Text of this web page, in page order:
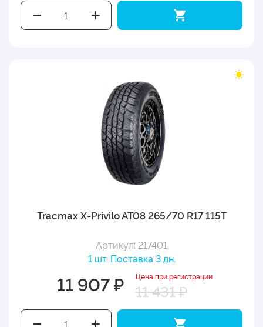
Tracmax X-Privilo AT08 265/70 R17 115T
Артикул: 217401
1 шт. Поставка 3 дн.
11 907 ₽ Цена при регистрации
11 431 ₽